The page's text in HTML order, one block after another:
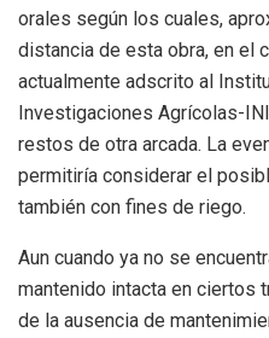
orales según los cuales,
distancia de esta obra, en el
actualmente adscrito al
Investigaciones Agrícolas-
restos de otra arcada. La
permitiría considerar el
también con fines de riego.
Aun cuando ya no se
mantenido intacta en ciertos
de la ausencia de